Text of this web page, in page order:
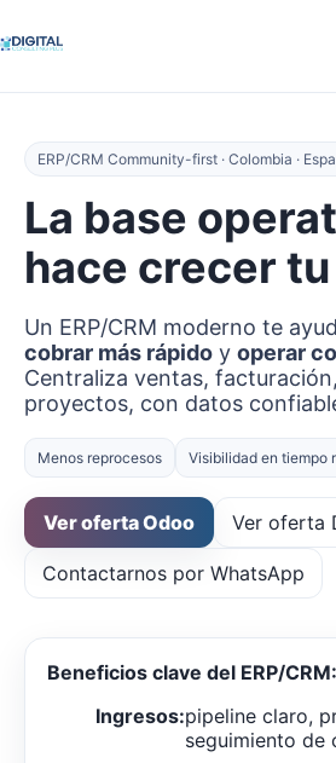
ERP/CRM Community-first · Colombia ·
La base
hace crecer
Un ERP/CRM moderno te
cobrar más rápido y operar
Centraliza ventas,
proyectos, con datos
Menos reprocesos Visibilidad en tiempo
Ver oferta Odoo Ver oferta
Contactarnos por WhatsApp
Beneficios clave del ERP/CRM:
Ingresos:pipeline claro,
seguimiento de